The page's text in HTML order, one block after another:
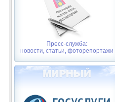
Пресс-служба:
новости, статьи, фоторепортажи